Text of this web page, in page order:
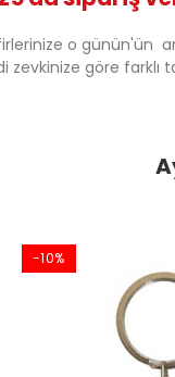
o günün'ün
göre farklı
-10%